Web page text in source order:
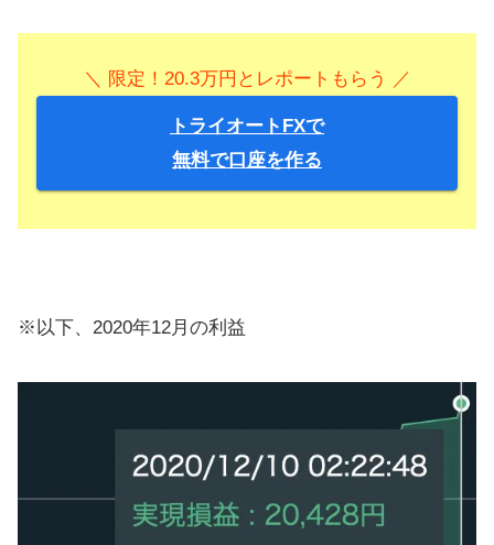
＼ 限定！20.3万円とレポートもらう ／
トライオートFXで
無料で口座を作る
※以下、2020年12月の利益